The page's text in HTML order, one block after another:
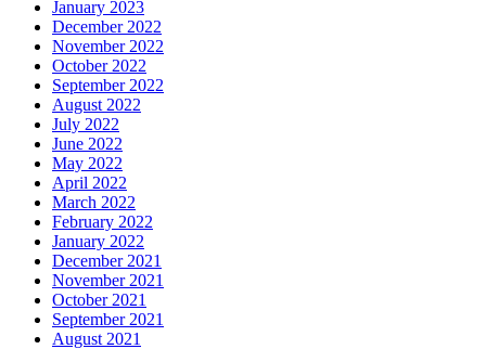
January 2023
December 2022
November 2022
October 2022
September 2022
August 2022
July 2022
June 2022
May 2022
April 2022
March 2022
February 2022
January 2022
December 2021
November 2021
October 2021
September 2021
August 2021